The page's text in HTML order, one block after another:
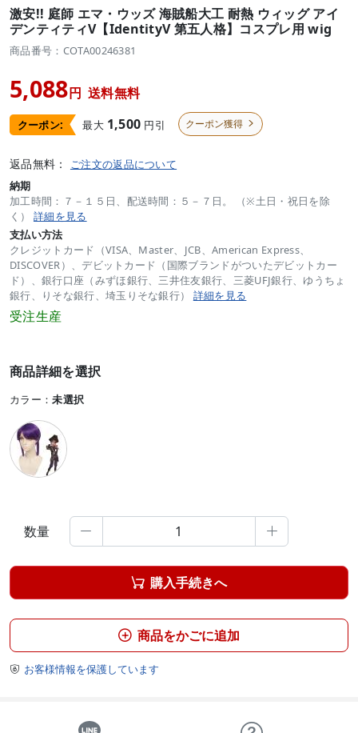
激安!! 庭師 エマ・ウッズ 海賊船大工 耐熱 ウィッグ アイ
デンティティV【IdentityV 第五人格】コスプレ用 wig
商品番号：COTA00246381
5,088円 送料無料
クーポン: 最大 1,500 円引 クーポン獲得 
返品無料： ご注文の返品について
納期
加工時間：７－１５日、配送時間：５－７日。 （※土日・祝日を除
く） 詳細を見る
支払い方法
クレジットカード（VISA、Master、JCB、American Express、
DISCOVER）、デビットカード（国際ブランドがついたデビットカー
ド）、銀行口座（みずほ銀行、三井住友銀行、三菱UFJ銀行、ゆうちょ
銀行、りそな銀行、埼玉りそな銀行） 詳細を見る
受注生産
商品詳細を選択
カラー：未選択
数量  
 購入手続きへ
 商品をかごに追加
 お客様情報を保護しています